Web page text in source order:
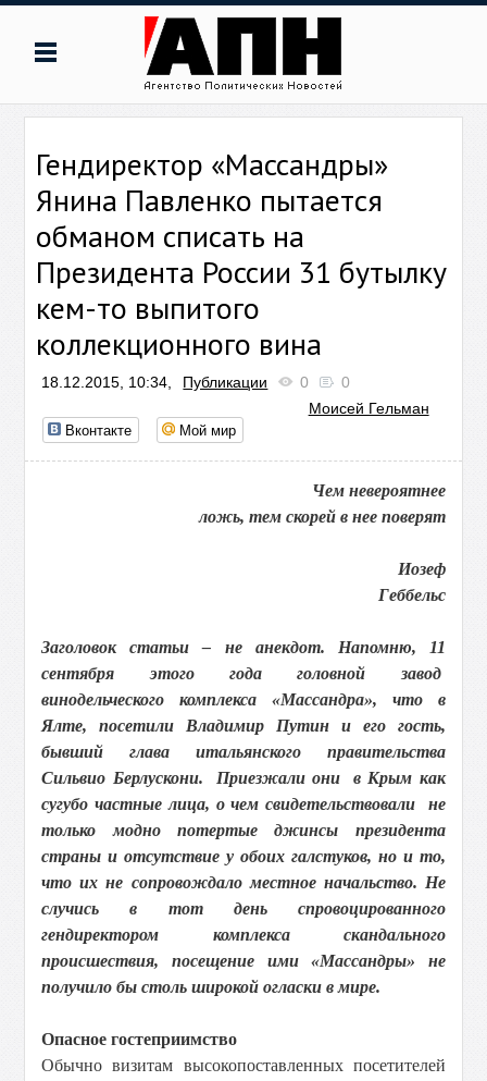
Гендиректор «Массандры»
Янина Павленко пытается
обманом списать на
Президента России 31 бутылку
кем-то выпитого
коллекционного вина
18.12.2015, 10:34, Публикации 0
0
Моисей Гельман
Вконтакте Мой мир
Чем невероятнее
ложь, тем скорей в нее поверят
Иозеф
Геббельс
Заголовок статьи – не анекдот. Напомню, 11
сентября этого года головной завод
винодельческого комплекса «Массандра», что в
Ялте, посетили Владимир Путин и его гость,
бывший глава итальянского правительства
Сильвио Берлускони. Приезжали они в Крым как
сугубо частные лица, о чем свидетельствовали не
только модно потертые джинсы президента
страны и отсутствие у обоих галстуков, но и то,
что их не сопровождало местное начальство. Не
случись в тот день спровоцированного
гендиректором комплекса скандального
происшествия, посещение ими «Массандры» не
получило бы столь широкой огласки в мире.
Опасное гостеприимство
Обычно визитам высокопоставленных посетителей